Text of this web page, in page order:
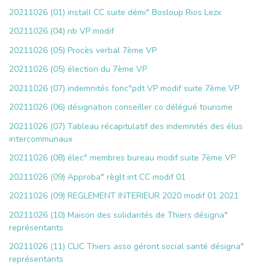
20211026 (01) install CC suite démi° Bosloup Rios Lezx
20211026 (04) nb VP modif
20211026 (05) Procès verbal 7ème VP
20211026 (05) élection du 7ème VP
20211026 (07) indemnités fonc°pdt VP modif suite 7ème VP
20211026 (06) désignation conseiller co délégué tourisme
20211026 (07) Tableau récapitulatif des indemnités des élus
intercommunaux
20211026 (08) élec° membres bureau modif suite 7ème VP
20211026 (09) Approba° règlt int CC modif 01
20211026 (09) REGLEMENT INTERIEUR 2020 modif 01 2021
20211026 (10) Maison des solidarités de Thiers désigna°
représentants
20211026 (11) CLIC Thiers asso géront social santé désigna°
représentants